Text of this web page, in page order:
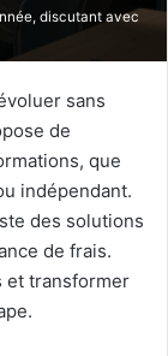
discutant avec
sans
de
que
indépendant.
des solutions
de frais.
et transformer